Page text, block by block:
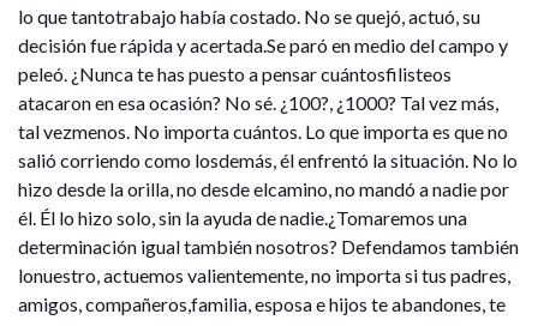
lo que tantotrabajo había costado. No se quejó, actuó, su
decisión fue rápida y acertada.Se paró en medio del campo y
peleó. ¿Nunca te has puesto a pensar cuántosfilisteos
atacaron en esa ocasión? No sé. ¿100?, ¿1000? Tal vez más,
tal vezmenos. No importa cuántos. Lo que importa es que no
salió corriendo como losdemás, él enfrentó la situación. No lo
hizo desde la orilla, no desde elcamino, no mandó a nadie por
él. Él lo hizo solo, sin la ayuda de nadie.¿Tomaremos una
determinación igual también nosotros? Defendamos también
lonuestro, actuemos valientemente, no importa si tus padres,
amigos, compañeros,familia, esposa e hijos te abandones, te